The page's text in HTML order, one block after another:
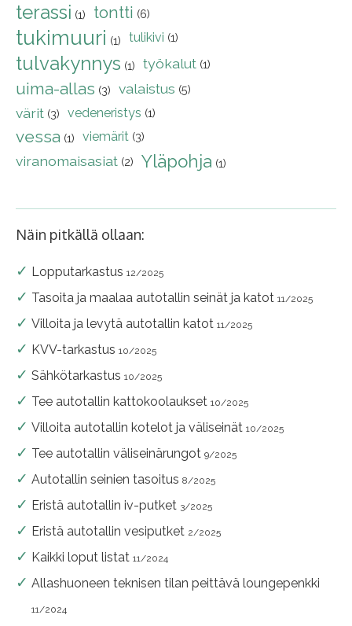
terassi (1) tontti (6)
tukimuuri (1) tulikivi (1)
tulvakynnys (1) työkalut (1)
uima-allas (3) valaistus (5)
värit (3) vedeneristys (1)
vessa (1) viemärit (3)
viranomaisasiat (2) Yläpohja (1)
Näin pitkällä ollaan:
Lopputarkastus 12/2025
Tasoita ja maalaa autotallin seinät ja katot 11/2025
Villoita ja levytä autotallin katot 11/2025
KVV-tarkastus 10/2025
Sähkötarkastus 10/2025
Tee autotallin kattokoolaukset 10/2025
Villoita autotallin kotelot ja väliseinät 10/2025
Tee autotallin väliseinärungot 9/2025
Autotallin seinien tasoitus 8/2025
Eristä autotallin iv-putket 3/2025
Eristä autotallin vesiputket 2/2025
Kaikki loput listat 11/2024
Allashuoneen teknisen tilan peittävä loungepenkki
11/2024